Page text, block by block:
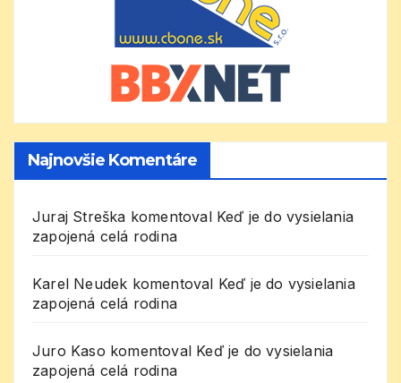
Najnovšie Komentáre
Juraj Streška komentoval Keď je do vysielania
zapojená celá rodina
Karel Neudek komentoval Keď je do vysielania
zapojená celá rodina
Juro Kaso komentoval Keď je do vysielania
zapojená celá rodina